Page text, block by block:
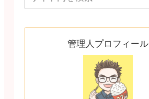
管理人プロフィール